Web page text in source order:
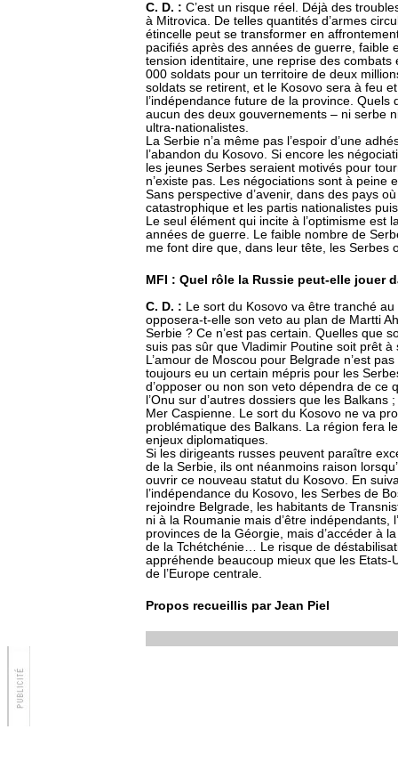
C. D. : C’est un risque réel. Déjà des
à Mitrovica. De telles quantités d’armes
étincelle peut se transformer en
pacifiés après des années de guerre, faible
tension identitaire, une reprise des combats
000 soldats pour un territoire de deux
soldats se retirent, et le Kosovo sera à feu
l’indépendance future de la province.
aucun des deux gouvernements – ni serbe
ultra-nationalistes.
La Serbie n’a même pas l’espoir d’une
l’abandon du Kosovo. Si encore les
les jeunes Serbes seraient motivés pour
n’existe pas. Les négociations sont à peine
Sans perspective d’avenir, dans des pays
catastrophique et les partis nationalistes
Le seul élément qui incite à l’optimisme est
années de guerre. Le faible nombre de
me font dire que, dans leur tête, les Serbes
MFI : Quel rôle la Russie peut-elle jouer
C. D. : Le sort du Kosovo va être tranché
opposera-t-elle son veto au plan de Martti
Serbie ? Ce n’est pas certain. Quelles que
suis pas sûr que Vladimir Poutine soit prêt
L’amour de Moscou pour Belgrade n’est
toujours eu un certain mépris pour les
d’opposer ou non son veto dépendra de ce
l’Onu sur d’autres dossiers que les
Mer Caspienne. Le sort du Kosovo ne va
problématique des Balkans. La région fera
enjeux diplomatiques.
Si les dirigeants russes peuvent paraître
de la Serbie, ils ont néanmoins raison
ouvrir ce nouveau statut du Kosovo. En
l’indépendance du Kosovo, les Serbes de
rejoindre Belgrade, les habitants de
ni à la Roumanie mais d’être indépendants,
provinces de la Géorgie, mais d’accéder à
de la Tchétchénie… Le risque de
appréhende beaucoup mieux que les Etats-
de l’Europe centrale.
Propos recueillis par Jean Piel